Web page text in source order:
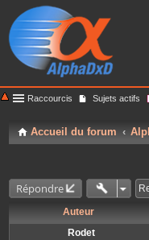
Raccourcis Sujets actifs
Accueil du forum
Répondre
Auteur
Rodet